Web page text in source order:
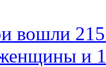
вошли 215
и